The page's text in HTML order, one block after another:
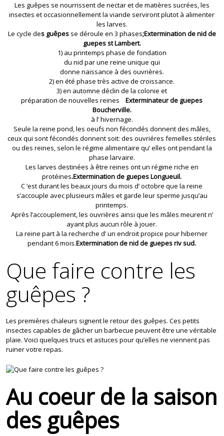
Les guêpes se nourrissent de nectar et de matières sucrées, les
insectes et occasionnellement la viande serviront plutot à alimenter
les larves.
Le cycle des guêpesse déroule en 3 phases;Extermination de nid de
guepes st Lambert.
1) au printemps phase de fondation
du nid par une reine unique qui
donne naissance à des ouvrières.
2) en été phase très active de croissance.
3) en automne déclin de la colonie et
préparation de nouvelles reines
Exterminateur de guepes
Boucherville.
à l’ hivernage.
Seule la reine pond, les oeufs non fécondés donnent des mâles,
ceux qui sont fécondés donnent soit: des ouvriéres femelles stériles
ou des reines, selon le régime alimentaire qu’ elles ont pendant la
phase larvaire.
Les larves destinées à être reines ont un régime riche en
protéines.Extermination de guepes Longueuil.
C ‘est durant les beaux jours du mois d’ octobre que la reine
s’accouple avec plusieurs mâles et garde leur sperme jusqu’au
printemps.
Après l’accouplement, les ouvrières ainsi que les mâles meurent n’
ayant plus aucun rôle à jouer.
La reine part à la recherche d’ un endroit propice pour hiberner
pendant 6 mois.Extermination de nid de guepes riv sud.
Que faire contre les
guêpes ?
Les premières chaleurs signent le retour des guêpes. Ces petits
insectes capables de gâcher un barbecue peuvent être une véritable
plaie. Voici quelques trucs et astuces pour qu’elles ne viennent pas
ruiner votre repas.
Au coeur de la saison
des guêpes